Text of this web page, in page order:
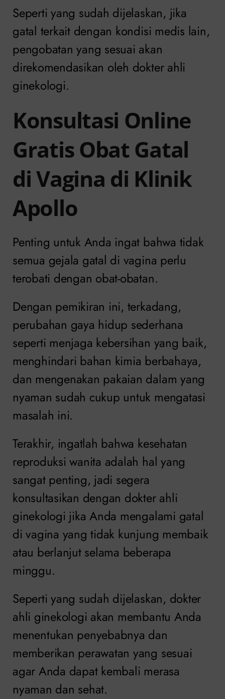
Seperti yang sudah dijelaskan, jika
gatal terkait dengan kondisi medis lain,
pengobatan yang sesuai akan
direkomendasikan oleh dokter ahli
ginekologi.
Konsultasi Online
Gratis Obat Gatal
di Vagina di Klinik
Apollo
Penting untuk Anda ingat bahwa tidak
semua gejala gatal di vagina perlu
terobati dengan obat-obatan.
Dengan pemikiran ini, terkadang,
perubahan gaya hidup sederhana
seperti menjaga kebersihan yang baik,
menghindari bahan kimia berbahaya,
dan mengenakan pakaian dalam yang
nyaman sudah cukup untuk mengatasi
masalah ini.
Terakhir, ingatlah bahwa kesehatan
reproduksi wanita adalah hal yang
sangat penting, jadi segera
konsultasikan dengan dokter ahli
ginekologi jika Anda mengalami gatal
di vagina yang tidak kunjung membaik
atau berlanjut selama beberapa
minggu.
Seperti yang sudah dijelaskan, dokter
ahli ginekologi akan membantu Anda
menentukan penyebabnya dan
memberikan perawatan yang sesuai
agar Anda dapat kembali merasa
nyaman dan sehat.